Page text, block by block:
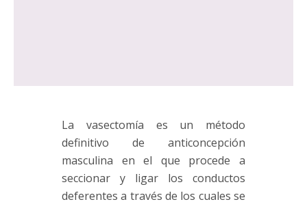
La vasectomía es un método
definitivo de anticoncepción
masculina en el que procede a
seccionar y ligar los conductos
deferentes a través de los cuales se